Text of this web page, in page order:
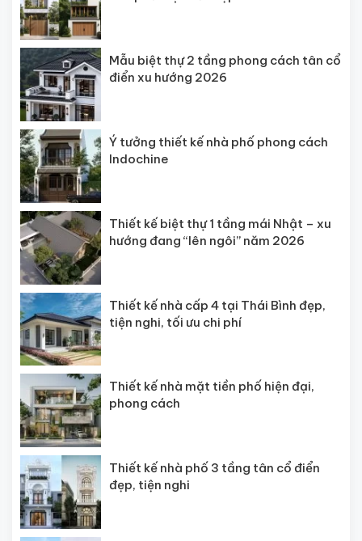
Mẫu biệt thự 2 tầng phong cách tân cổ
điển xu hướng 2026
Ý tưởng thiết kế nhà phố phong cách
Indochine
Thiết kế biệt thự 1 tầng mái Nhật – xu
hướng đang “lên ngôi” năm 2026
Thiết kế nhà cấp 4 tại Thái Bình đẹp,
tiện nghi, tối ưu chi phí
Thiết kế nhà mặt tiền phố hiện đại,
phong cách
Thiết kế nhà phố 3 tầng tân cổ điển
đẹp, tiện nghi